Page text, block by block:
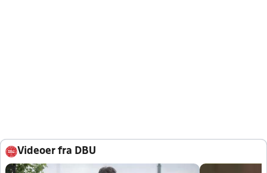
Videoer fra DBU